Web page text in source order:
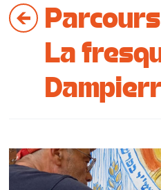
Explorer
Bouger
Se loger
Se restaurer
La